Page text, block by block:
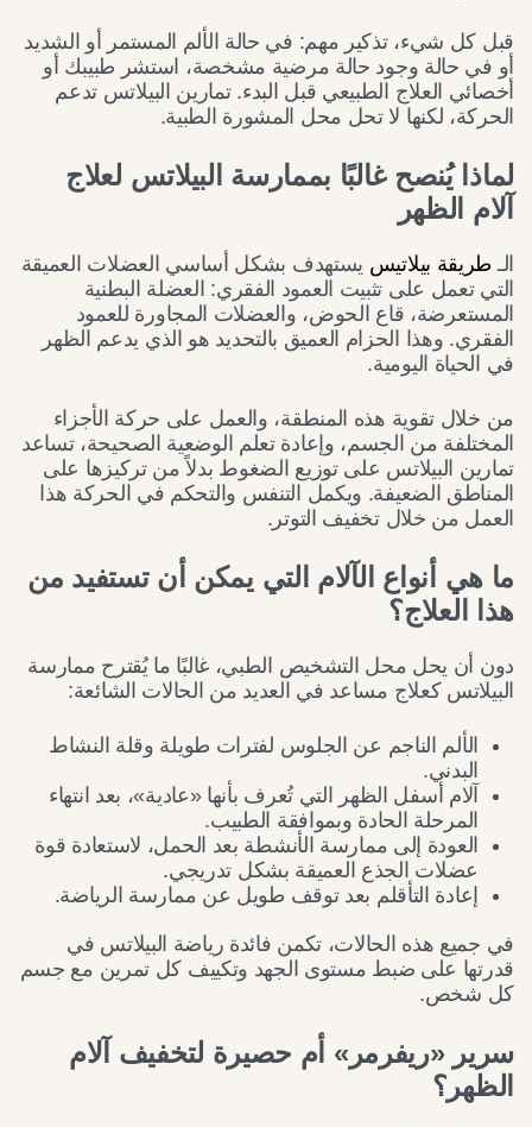
قبل كل شيء، تذكير مهم: في حالة الألم المستمر أو الشديد
أو في حالة وجود حالة مرضية مشخصة، استشر طبيبك أو
أخصائي العلاج الطبيعي قبل البدء. تمارين البيلاتس تدعم
الحركة، لكنها لا تحل محل المشورة الطبية.
لماذا يُنصح غالبًا بممارسة البيلاتس لعلاج
آلام الظهر
الـ طريقة بيلاتيس يستهدف بشكل أساسي العضلات العميقة
التي تعمل على تثبيت العمود الفقري: العضلة البطنية
المستعرضة، قاع الحوض، والعضلات المجاورة للعمود
الفقري. وهذا الحزام العميق بالتحديد هو الذي يدعم الظهر
في الحياة اليومية.
من خلال تقوية هذه المنطقة، والعمل على حركة الأجزاء
المختلفة من الجسم، وإعادة تعلم الوضعية الصحيحة، تساعد
تمارين البيلاتس على توزيع الضغوط بدلاً من تركيزها على
المناطق الضعيفة. ويكمل التنفس والتحكم في الحركة هذا
العمل من خلال تخفيف التوتر.
ما هي أنواع الآلام التي يمكن أن تستفيد من
هذا العلاج؟
دون أن يحل محل التشخيص الطبي، غالبًا ما يُقترح ممارسة
البيلاتس كعلاج مساعد في العديد من الحالات الشائعة:
الألم الناجم عن الجلوس لفترات طويلة وقلة النشاط
البدني.
آلام أسفل الظهر التي تُعرف بأنها «عادية»، بعد انتهاء
المرحلة الحادة وبموافقة الطبيب.
العودة إلى ممارسة الأنشطة بعد الحمل، لاستعادة قوة
عضلات الجذع العميقة بشكل تدريجي.
إعادة التأقلم بعد توقف طويل عن ممارسة الرياضة.
في جميع هذه الحالات، تكمن فائدة رياضة البيلاتس في
قدرتها على ضبط مستوى الجهد وتكييف كل تمرين مع جسم
كل شخص.
سرير «ريفرمر» أم حصيرة لتخفيف آلام
الظهر؟